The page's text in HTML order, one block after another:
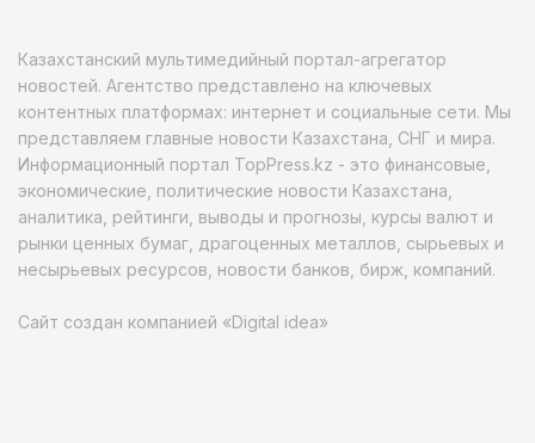
Казахстанский мультимедийный портал-агрегатор
новостей. Агентство представлено на ключевых
контентных платформах: интернет и социальные сети. Мы
представляем главные новости Казахстана, СНГ и мира.
Информационный портал TopPress.kz - это финансовые,
экономические, политические новости Казахстана,
аналитика, рейтинги, выводы и прогнозы, курсы валют и
рынки ценных бумаг, драгоценных металлов, сырьевых и
несырьевых ресурсов, новости банков, бирж, компаний.
Сайт создан компанией «Digital idea»